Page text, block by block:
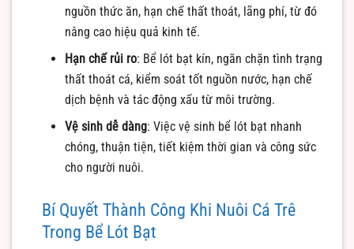
nguồn thức ăn, hạn chế thất thoát, lãng phí, từ đó
nâng cao hiệu quả kinh tế.
Hạn chế rủi ro: Bể lót bạt kín, ngăn chặn tình trạng
thất thoát cá, kiểm soát tốt nguồn nước, hạn chế
dịch bệnh và tác động xấu từ môi trường.
Vệ sinh dễ dàng: Việc vệ sinh bể lót bạt nhanh
chóng, thuận tiện, tiết kiệm thời gian và công sức
cho người nuôi.
Bí Quyết Thành Công Khi Nuôi Cá Trê
Trong Bể Lót Bạt